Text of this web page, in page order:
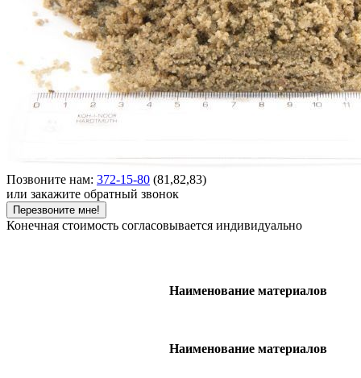
Позвоните нам: 372-15-80 (81,82,83)
или закажите обратный звонок
Перезвоните мне!
Конечная стоимость согласовывается индивидуально
Наименование материалов
Наименование материалов